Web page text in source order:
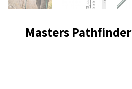
זוג מקלות הליכה Masters Pathfinder